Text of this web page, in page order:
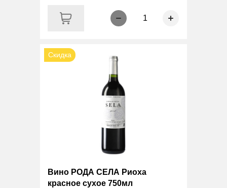
1
Скидка
Вино РОДА СЕЛА Риоха
красное сухое 750мл